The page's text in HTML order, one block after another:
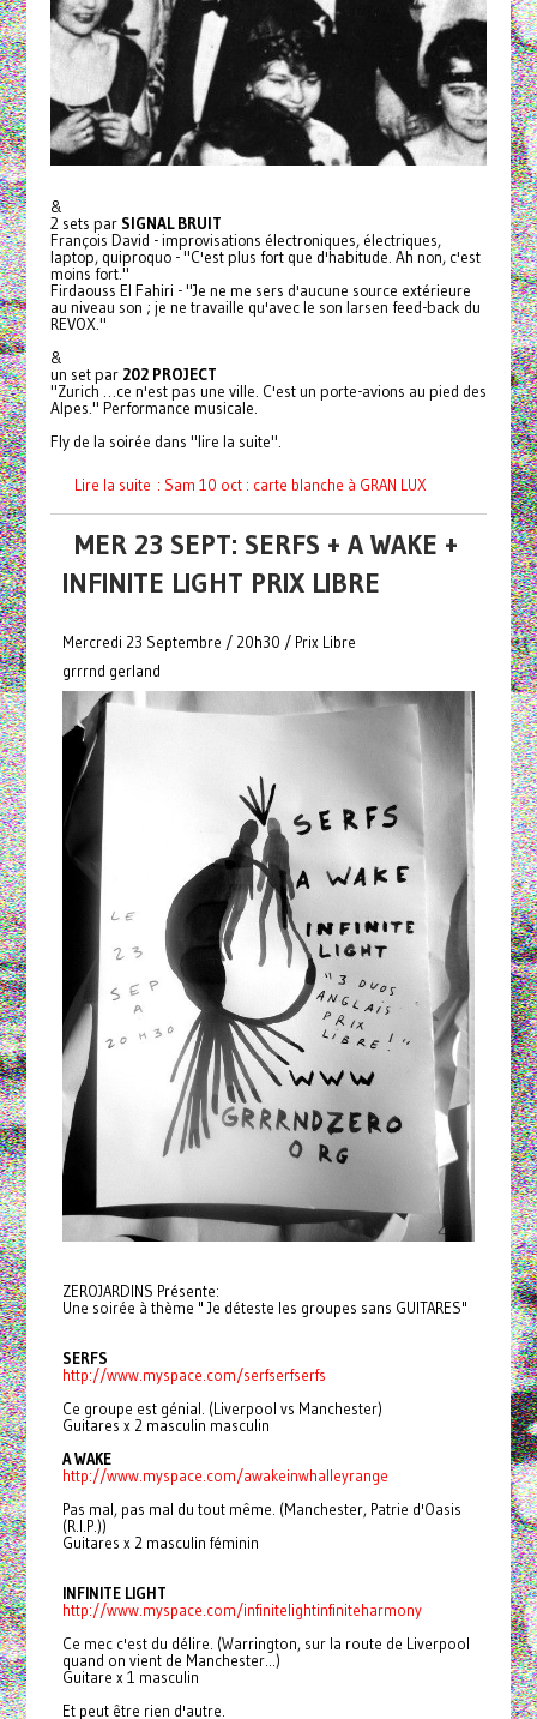
&
2 sets par SIGNAL BRUIT
François David - improvisations électroniques, électriques,
laptop, quiproquo - "C'est plus fort que d'habitude. Ah non, c'est
moins fort."
Firdaouss El Fahiri - "Je ne me sers d'aucune source extérieure
au niveau son ; je ne travaille qu'avec le son larsen feed-back du
REVOX."
&
un set par 202 PROJECT
"Zurich …ce n'est pas une ville. C'est un porte-avions au pied des
Alpes." Performance musicale.
Fly de la soirée dans "lire la suite".
Lire la suite : Sam 10 oct : carte blanche à GRAN LUX
MER 23 SEPT: SERFS + A WAKE +
INFINITE LIGHT PRIX LIBRE
Mercredi 23 Septembre / 20h30 / Prix Libre
grrrnd gerland
ZEROJARDINS Présente:
Une soirée à thème " Je déteste les groupes sans GUITARES"
SERFS
http://www.myspace.com/serfserfserfs
Ce groupe est génial. (Liverpool vs Manchester)
Guitares x 2 masculin masculin
A WAKE
http://www.myspace.com/awakeinwhalleyrange
Pas mal, pas mal du tout même. (Manchester, Patrie d'Oasis
(R.I.P.))
Guitares x 2 masculin féminin
INFINITE LIGHT
http://www.myspace.com/infinitelightinfiniteharmony
Ce mec c'est du délire. (Warrington, sur la route de Liverpool
quand on vient de Manchester...)
Guitare x 1 masculin
Et peut être rien d'autre.